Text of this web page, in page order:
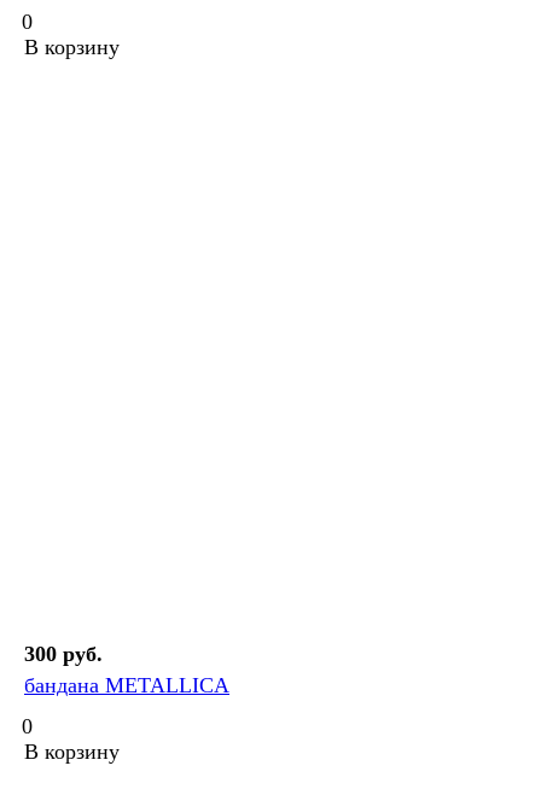
0
В корзину
300 руб.
бандана METALLICA
0
В корзину